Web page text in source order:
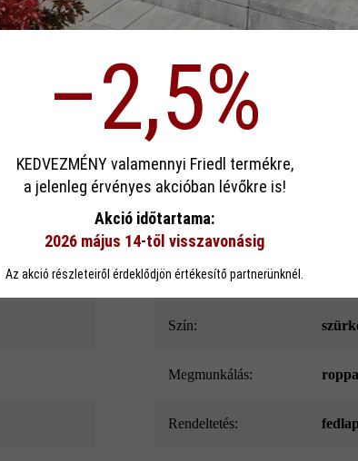
Termékleírás
méretben, sokféle színben kapható Gutshof fedlap 24–26
Szín:
megmunkálás:
Rendeltetés:
hogy a lehető legjobb funkcionalitást kínálja Önnek...
Csak funkcionális cookie elfogadása Minden cookie
–2,5%
KEDVEZMÉNY valamennyi Friedl termékre,
a jelenleg érvényes akcióban lévőkre is!
Akció időtartama:
2026 május 14-től visszavonásig
Az akció részleteiről érdeklődjön értékesítő partnerünknél.